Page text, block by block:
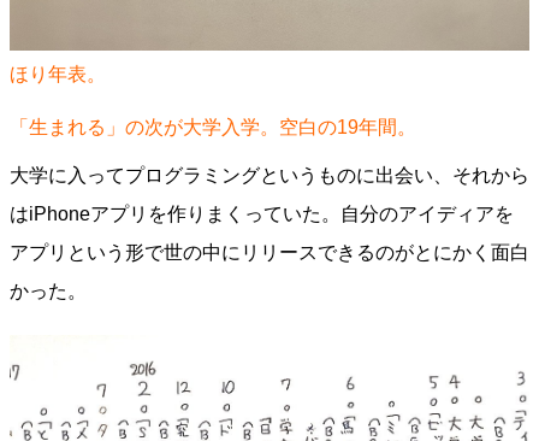
ほり年表。
「生まれる」の次が大学入学。空白の19年間。
大学に入ってプログラミングというものに出会い、それから
はiPhoneアプリを作りまくっていた。自分のアイディアを
アプリという形で世の中にリリースできるのがとにかく面白
かった。